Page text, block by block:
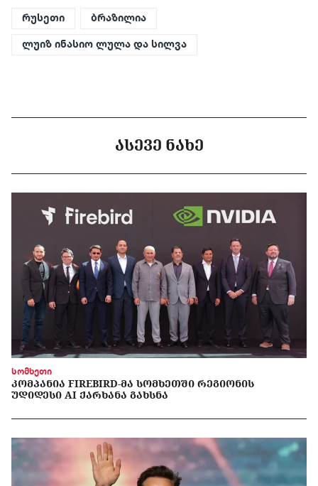
რუსეთი ბრაზილია
ლუიზ ინასიო ლულა და სილვა
ᲐᲡᲔᲕᲔ ᲜᲐᲮᲔ
სომხეთი
ᲙᲝᲛᲞᲐᲜᲘᲐ FIREBIRD-ᲛᲐ ᲡᲝᲛᲮᲔᲗᲨᲘ ᲠᲔᲒᲘᲝᲜᲘᲡ
ᲣᲓᲘᲓᲔᲡᲘ AI ᲥᲐᲠᲮᲐᲜᲐ ᲒᲐᲮᲡᲜᲐ